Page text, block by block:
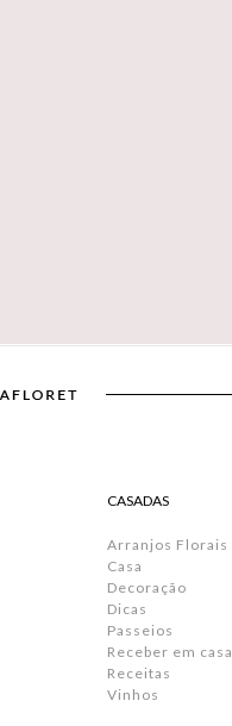
CASADAS
Arranjos Florais
Casa
Decoração
Dicas
Passeios
Receber em casa
Receitas
Vinhos